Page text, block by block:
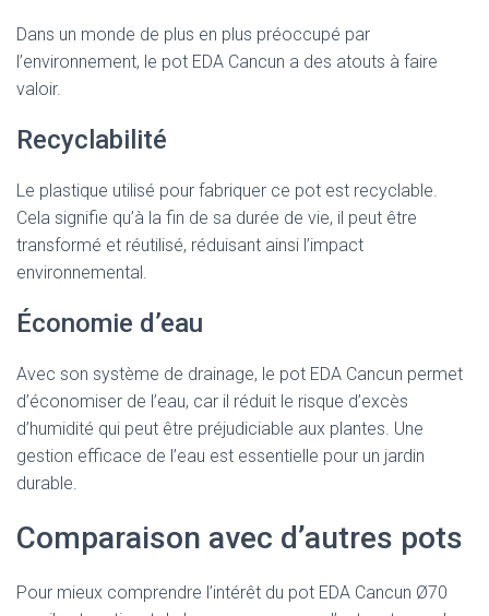
Dans un monde de plus en plus préoccupé par
l’environnement, le pot EDA Cancun a des atouts à faire
valoir.
Recyclabilité
Le plastique utilisé pour fabriquer ce pot est recyclable.
Cela signifie qu’à la fin de sa durée de vie, il peut être
transformé et réutilisé, réduisant ainsi l’impact
environnemental.
Économie d’eau
Avec son système de drainage, le pot EDA Cancun permet
d’économiser de l’eau, car il réduit le risque d’excès
d’humidité qui peut être préjudiciable aux plantes. Une
gestion efficace de l’eau est essentielle pour un jardin
durable.
Comparaison avec d’autres pots
Pour mieux comprendre l’intérêt du pot EDA Cancun Ø70